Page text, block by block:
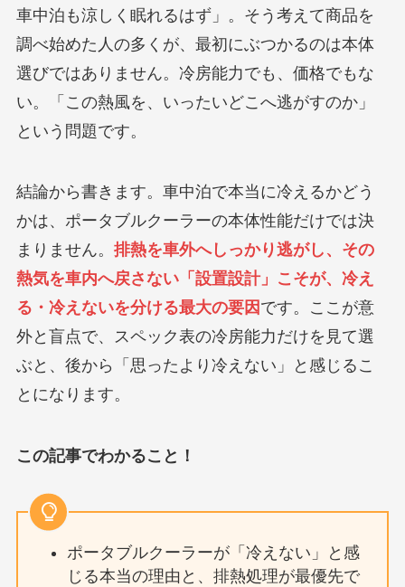
車中泊も涼しく眠れるはず」。そう考えて商品を
調べ始めた人の多くが、最初にぶつかるのは本体
選びではありません。冷房能力でも、価格でもな
い。「この熱風を、いったいどこへ逃がすのか」
という問題です。
結論から書きます。車中泊で本当に冷えるかどう
かは、ポータブルクーラーの本体性能だけでは決
まりません。 排熱を車外へしっかり逃がし、その
熱気を車内へ戻さない「設置設計」こそが、冷え
る・冷えないを分ける最大の要因 です。ここが意
外と盲点で、スペック表の冷房能力だけを見て選
ぶと、後から「思ったより冷えない」と感じるこ
とになります。
この記事でわかること！
ポータブルクーラーが「冷えない」と感
じる本当の理由と、排熱処理が最優先で